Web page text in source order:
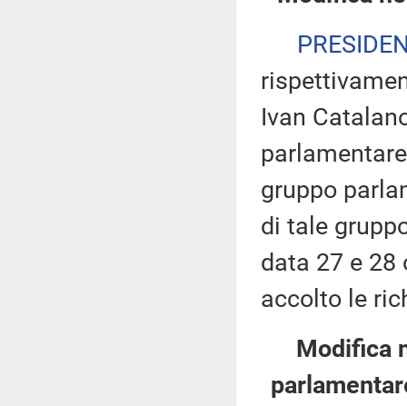
Ivan
gruppo
di tale
data 27 e 28
accolto le
Modifica